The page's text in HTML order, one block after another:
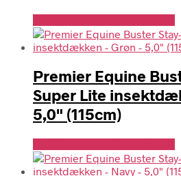
Premier Equine
Super Lite
5,0" (115cm)